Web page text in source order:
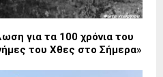
για τα 100 χρόνια του
του Χθες στο Σήμερα»